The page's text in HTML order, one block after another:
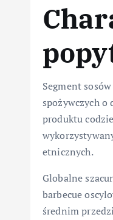
Segment
spożywczych
produktu
etnicznych.
Globalne
barbecue
średnim